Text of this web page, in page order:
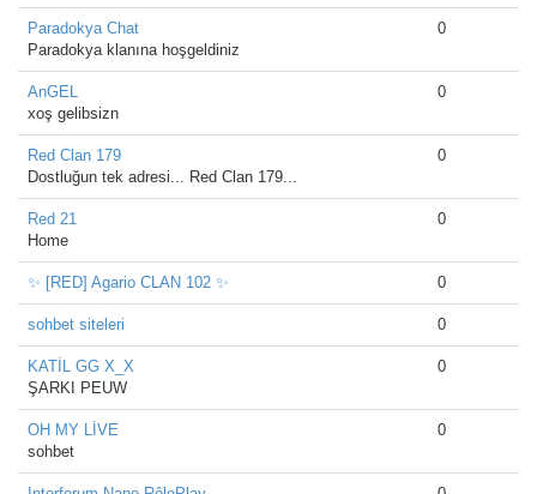
Paradokya Chat
Paradokya klanına hoşgeldiniz
0
AnGEL
xoş gelibsizn
0
Red Clan 179
Dostluğun tek adresi... Red Clan 179...
0
Red 21
Home
0
✨ [RED] Agario CLAN 102 ✨ 0
sohbet siteleri 0
KATİL GG X_X
ŞARKI PEUW
0
OH MY LİVE
sohbet
0